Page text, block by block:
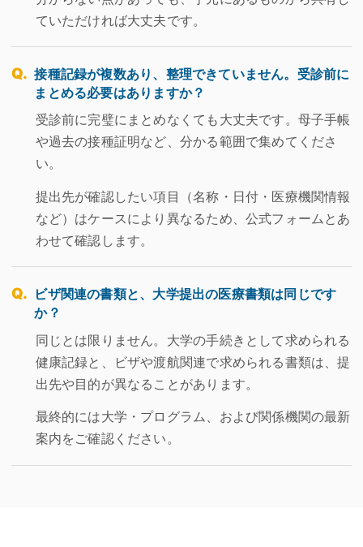
ていただければ大丈夫です。
接種記録が複数あり、整理できていません。受診前に
まとめる必要はありますか？
受診前に完璧にまとめなくても大丈夫です。母子手帳
や過去の接種証明など、分かる範囲で集めてくださ
い。
提出先が確認したい項目（名称・日付・医療機関情報
など）はケースにより異なるため、公式フォームとあ
わせて確認します。
ビザ関連の書類と、大学提出の医療書類は同じです
か？
同じとは限りません。大学の手続きとして求められる
健康記録と、ビザや渡航関連で求められる書類は、提
出先や目的が異なることがあります。
最終的には大学・プログラム、および関係機関の最新
案内をご確認ください。